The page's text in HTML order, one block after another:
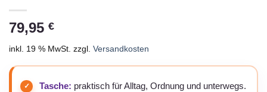
79,95 €
inkl. 19 % MwSt. zzgl. Versandkosten
Tasche: praktisch für Alltag, Ordnung und unterwegs.